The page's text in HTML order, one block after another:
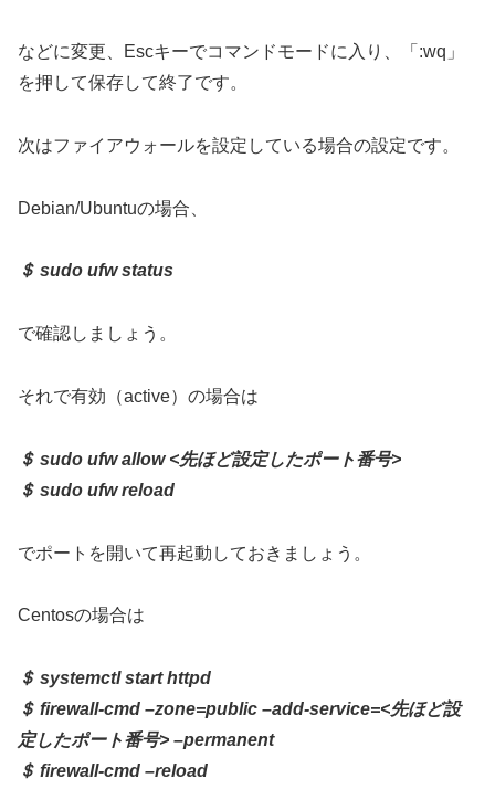
などに変更、Escキーでコマンドモードに入り、「:wq」
を押して保存して終了です。
次はファイアウォールを設定している場合の設定です。
Debian/Ubuntuの場合、
＄ sudo ufw status
で確認しましょう。
それで有効（active）の場合は
＄ sudo ufw allow <先ほど設定したポート番号>
＄ sudo ufw reload
でポートを開いて再起動しておきましょう。
Centosの場合は
＄ systemctl start httpd
＄ firewall-cmd –zone=public –add-service=<先ほど設
定したポート番号> –permanent
＄ firewall-cmd –reload